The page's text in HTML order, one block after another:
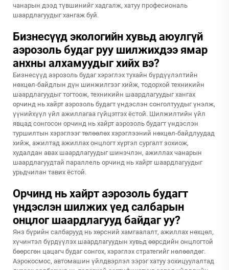
чанарын дээд түвшинийг хадгалж, хатуу професиональ
шаардлагуудыг хангаж буй.
Бизнесүүд экологийн хувьд аюулгүй
аэрозоль будаг руу шилжихдээ ямар
анхны алхамуудыг хийх вэ?
Бизнесүүд аэрозоль будаг хэрэглэх тухайн бүрдүүлэлтийн
нөхцөл-байдлын дүн шинжилгээг хийж, тодорхой техникийн
шаардлагуудыг тогтоож, техникийн шаардлагуудыг хангах
орчинд нь хайрт аэрозоль будагт үндэслэн сонголтуудыг үнэлж,
үүнийхүүл үйл ажиллагаа гүйцэтгэх ёстой. Шилжилтийн үйл
явцад сонгосон орчинд нь хайрт аэрозоль будагт үндэслэн
туршилтын хэрэглээг төлөөлөх хэрэглээний нөхцөл-байдлуудад
хийж, ажилтад ажиллах онцлогт хүртэл сургалт зохиож,
худалдан авах шаардлагуудыг шинэчлэн, ажиллах чанарын
шаардлагуудтай параллель орчинд нь хайрт шаардлагуудыг
урьдчилан тавих ёстой.
Орчинд нь хайрт аэрозоль будагт
үндэслэн шилжих үед салбарын
онцлог шаардлагууд байдаг уу?
Янз бүрийн салбарууд нь хөрсний хамгаалалт, ажиллах нөхцөл,
хүчинтэл бүрдүүлэх шаардлагуудын хувьд өөрсдийн онцлогтой
бөөрсгөн цацагч будаг сонгох, хэрэглэх стратегийг нөлөөлдөг.
Аэрокосмос, автомашин үйлдвэрлэл зэрэг хатуу зохицуулалтад